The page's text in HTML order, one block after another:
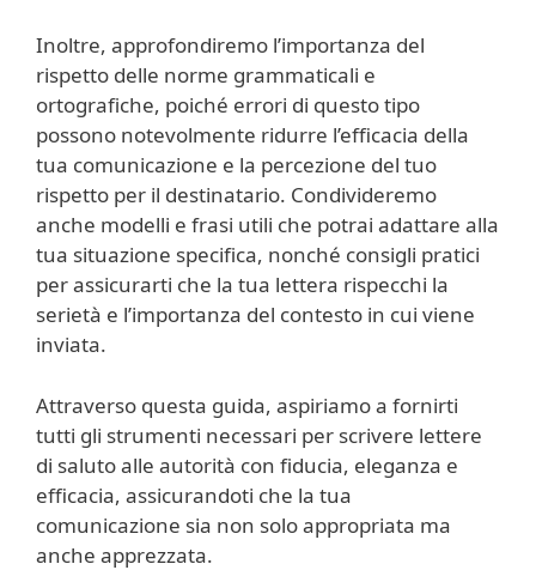
Inoltre, approfondiremo l’importanza del
rispetto delle norme grammaticali e
ortografiche, poiché errori di questo tipo
possono notevolmente ridurre l’efficacia della
tua comunicazione e la percezione del tuo
rispetto per il destinatario. Condivideremo
anche modelli e frasi utili che potrai adattare alla
tua situazione specifica, nonché consigli pratici
per assicurarti che la tua lettera rispecchi la
serietà e l’importanza del contesto in cui viene
inviata.
Attraverso questa guida, aspiriamo a fornirti
tutti gli strumenti necessari per scrivere lettere
di saluto alle autorità con fiducia, eleganza e
efficacia, assicurandoti che la tua
comunicazione sia non solo appropriata ma
anche apprezzata.